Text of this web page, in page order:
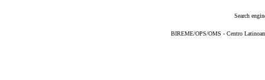
Search
BIREME/OPS/OMS - Centro